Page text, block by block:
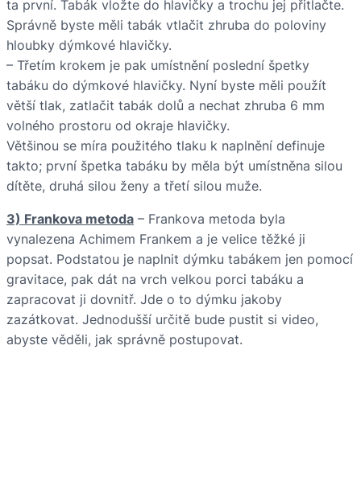
ta první. Tabák vložte do hlavičky a trochu jej přitlačte.
Správně byste měli tabák vtlačit zhruba do poloviny
hloubky dýmkové hlavičky.
– Třetím krokem je pak umístnění poslední špetky
tabáku do dýmkové hlavičky. Nyní byste měli použít
větší tlak, zatlačit tabák dolů a nechat zhruba 6 mm
volného prostoru od okraje hlavičky.
Většinou se míra použitého tlaku k naplnění definuje
takto; první špetka tabáku by měla být umístněna silou
dítěte, druhá silou ženy a třetí silou muže.
3) Frankova metoda – Frankova metoda byla
vynalezena Achimem Frankem a je velice těžké ji
popsat. Podstatou je naplnit dýmku tabákem jen pomocí
gravitace, pak dát na vrch velkou porci tabáku a
zapracovat ji dovnitř. Jde o to dýmku jakoby
zazátkovat. Jednodušší určitě bude pustit si video,
abyste věděli, jak správně postupovat.